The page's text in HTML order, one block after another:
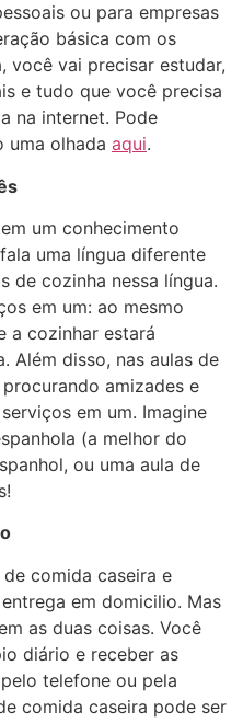
ou para empresas
básica com os
você vai precisar estudar,
e tudo que você precisa
na internet. Pode
uma olhada aqui.
um conhecimento
uma língua diferente
de cozinha nessa língua.
em um: ao mesmo
a cozinhar estará
Além disso, nas aulas de
amizades e
em um. Imagine
(a melhor do
ou uma aula de
comida caseira e
em domicilio. Mas
as duas coisas. Você
diário e receber as
telefone ou pela
comida caseira pode ser